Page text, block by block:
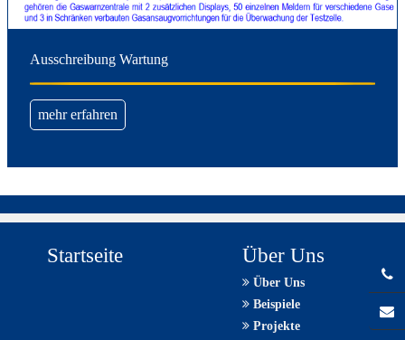
Ausschreibung Wartung
mehr erfahren
Startseite Über Uns
Über Uns
Beispiele
Projekte